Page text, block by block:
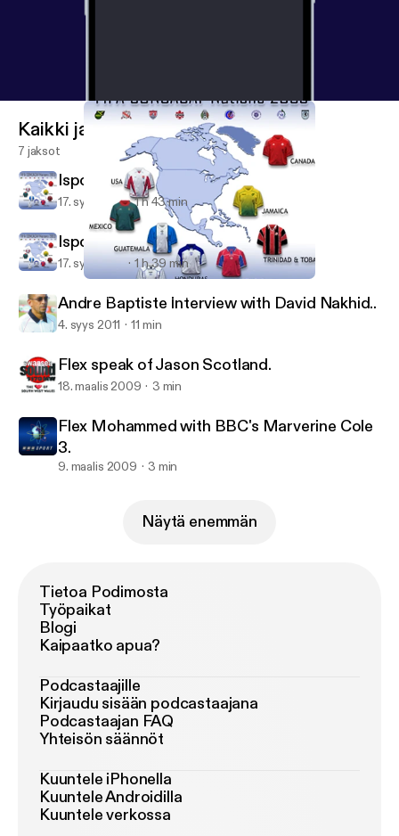
Soca Warriors Podcast
Kaikki jaksot
7 jaksot
Isports Saturdays, July 30th 2011
17. syys 2011 1 h 43 min
Isports Saturday, August 6th 2011
17. syys 2011 1 h 39 min
Andre Baptiste Interview with David Nakhid..
4. syys 2011 11 min
Flex speak of Jason Scotland.
18. maalis 2009 3 min
Flex Mohammed with BBC's Marverine Cole
3.
9. maalis 2009 3 min
Näytä enemmän
Tietoa Podimosta
Työpaikat
Blogi
Kaipaatko apua?
Podcastaajille
Kirjaudu sisään podcastaajana
Podcastaajan FAQ
Yhteisön säännöt
Kuuntele iPhonella
Kuuntele Androidilla
Kuuntele verkossa